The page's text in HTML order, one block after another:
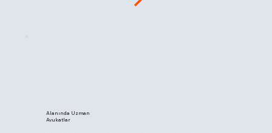
Alanında Uzman
Avukatlar